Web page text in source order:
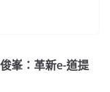
峯：革新e-道提